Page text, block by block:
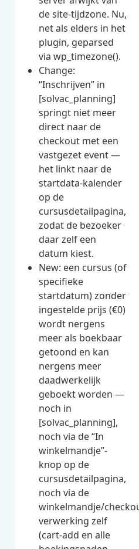
de site-tijdzone. Nu,
net als elders in het
plugin, geparsed
via wp_timezone().
Change:
“Inschrijven” in
[solvac_planning]
springt niet meer
direct naar de
checkout met een
vastgezet event —
het linkt naar de
startdata-kalender
op de
cursusdetailpagina,
zodat de bezoeker
daar zelf een
datum kiest.
New: een cursus (of
specifieke
startdatum) zonder
ingestelde prijs (€0)
wordt nergens
meer als boekbaar
getoond en kan
nergens meer
daadwerkelijk
geboekt worden —
noch in
[solvac_planning],
noch via de “In
winkelmandje”-
knop op de
cursusdetailpagina,
noch via de
winkelmandje/
verwerking zelf
(cart-add en alle